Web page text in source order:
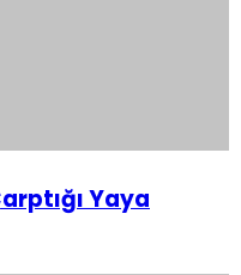
Yaya